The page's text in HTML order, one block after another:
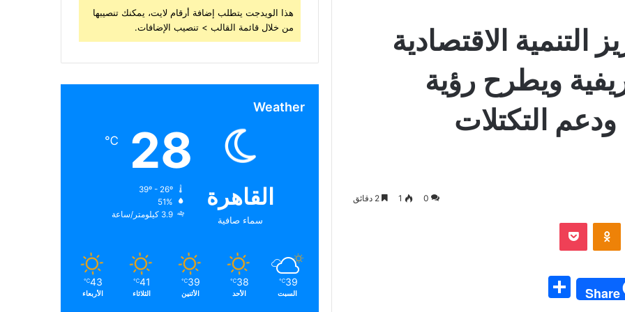
الاقتصادية
ويطرح رؤية
ودعم التكتلات
0
1
Odnoklassniki
بوكيت
Share
هذا الويدجت يتطلب إضافة أرقام لايت، يمكنك تنصيبها
من خلال قائمة القالب > تنصيب الإضافات.
Weather
القاهرة
سماء صافية
28
℃
51%
3.9 كيلومتر/ساعة
39
℃
السبت
38
℃
الأحد
39
℃
الأثنين
41
℃
الثلاثاء
43
℃
الأربعاء